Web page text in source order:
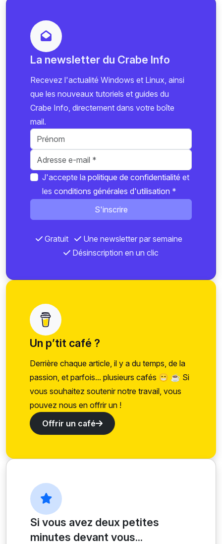
La newsletter du Crabe Info
Recevez l'actualité Windows et Linux, ainsi
que les nouveaux tutoriels et guides du
Crabe Info, directement dans votre boîte
mail.
J'accepte la politique de confidentialité et
les conditions générales d'utilisation *
S'inscrire
Gratuit
Une newsletter par semaine
Désinscription en un clic
Un p’tit café ?
Derrière chaque article, il y a du temps, de la
passion, et parfois... plusieurs cafés 😁 ☕ Si
vous souhaitez soutenir notre travail, vous
pouvez nous en offrir un !
Offrir un café
Si vous avez deux petites
minutes devant vous...